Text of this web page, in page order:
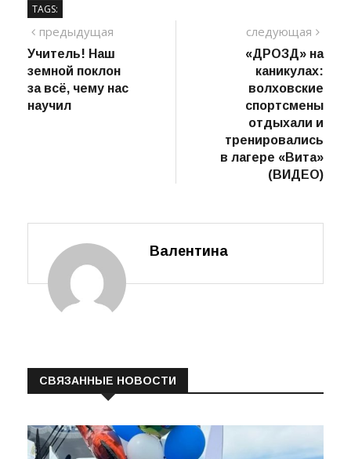
TAGS:
Навигация
по
записям
предыдущая
Учитель! Наш
земной поклон
за всё, чему нас
научил
следующая
пост
«ДРОЗД» на
каникулах:
волховские
спортсмены
отдыхали и
тренировались
в лагере «Вита»
(ВИДЕО)
Валентина
СВЯЗАННЫЕ НОВОСТИ